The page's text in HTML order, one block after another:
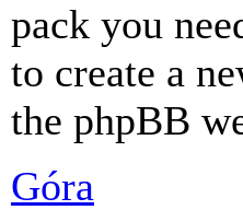
pack you
to create a
the phpBB
Góra